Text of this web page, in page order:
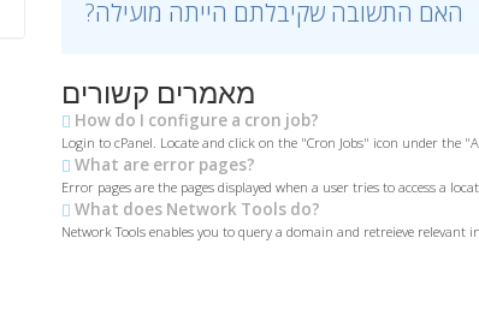
מאמרים קשורים
How do I configure a cron job?
Login to cPanel. Locate and click on the "Cron Jobs" icon under the
What are error pages?
Error pages are the pages displayed when a user tries to access a
What does Network Tools do?
Network Tools enables you to query a domain and retreieve